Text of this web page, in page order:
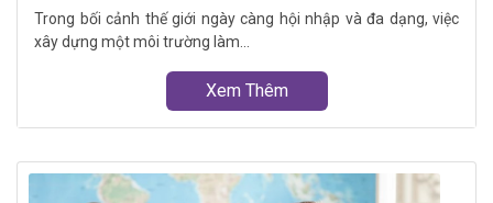
Trong bối cảnh thế giới ngày càng hội nhập và đa dạng, việc
xây dựng một môi trường làm...
Xem Thêm